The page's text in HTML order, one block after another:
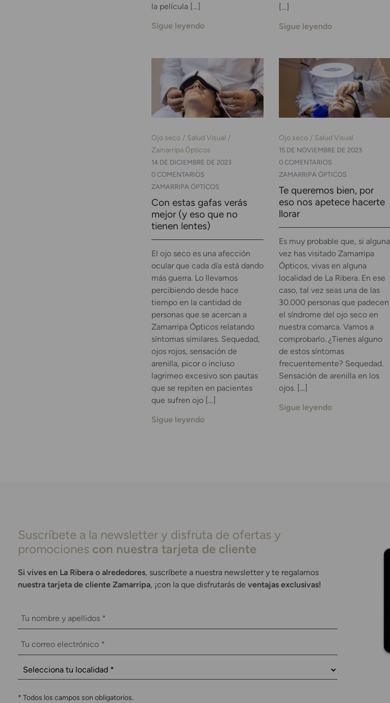
la película […]
Sigue leyendo
[…]
Sigue leyendo
Ojo seco
Salud Visual
Zamarripa Ópticos
14 DE DICIEMBRE DE 2023
0 COMENTARIOS
ZAMARRIPA ÓPTICOS
Con estas gafas verás
mejor (y eso que no
tienen lentes)
El ojo seco es una afección
ocular que cada día está dando
más guerra. Lo llevamos
percibiendo desde hace
tiempo en la cantidad de
personas que se acercan a
Zamarripa Ópticos relatando
síntomas similares. Sequedad,
ojos rojos, sensación de
arenilla, picor o incluso
lagrimeo excesivo son pautas
que se repiten en pacientes
que sufren ojo […]
Sigue leyendo
Ojo seco Salud Visual
15 DE NOVIEMBRE DE 2023
0 COMENTARIOS
ZAMARRIPA ÓPTICOS
Te queremos bien, por
eso nos apetece hacerte
llorar
Es muy probable que, si alguna
vez has visitado Zamarripa
Ópticos, vivas en alguna
localidad de La Ribera. En ese
caso, tal vez seas una de las
30.000 personas que padecen
el síndrome del ojo seco en
nuestra comarca. Vamos a
comprobarlo. ¿Tienes alguno
de estos síntomas
frecuentemente? Sequedad.
Sensación de arenilla en los
ojos. […]
Sigue leyendo
Suscríbete a la newsletter y disfruta de ofertas y
promociones con nuestra tarjeta de cliente
Si vives en La Ribera o alrededores, suscríbete a nuestra newsletter y te regalamos
nuestra tarjeta de cliente Zamarripa, ¡con la que disfrutarás de ventajas exclusivas!
* Todos los campos son obligatorios.